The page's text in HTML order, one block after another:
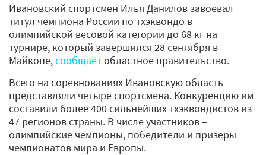
Ивановский спортсмен Илья Данилов завоевал
титул чемпиона России по тхэквондо в
олимпийской весовой категории до 68 кг на
турнире, который завершился 28 сентября в
Майкопе,сообщаетобластное правительство.
Всего на соревнованиях Ивановскую область
представляли четыре спортсмена. Конкуренцию им
составили более 400 сильнейших тхэквондистов из
47 регионов страны. В числе участников –
олимпийские чемпионы, победители и призеры
чемпионатов мира и Европы.